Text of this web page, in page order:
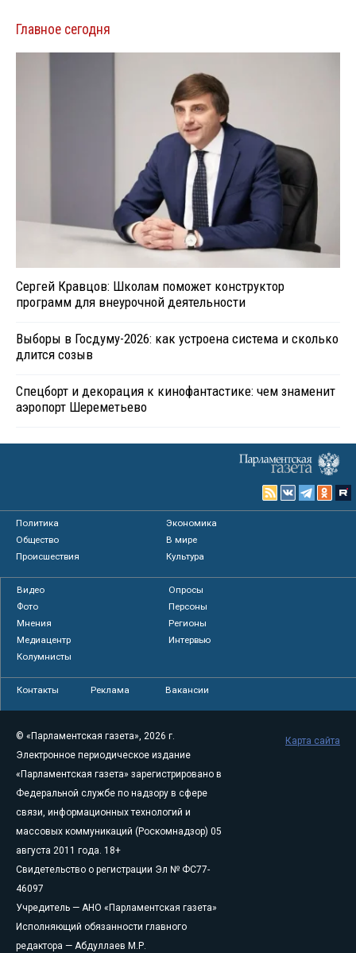
Главное сегодня
Сергей Кравцов: Школам поможет конструктор
программ для внеурочной деятельности
Выборы в Госдуму-2026: как устроена система и сколько
длится созыв
Спецборт и декорация к кинофантастике: чем знаменит
аэропорт Шереметьево
Политика
Экономика
Общество
В мире
Происшествия
Культура
Видео
Опросы
Фото
Персоны
Мнения
Регионы
Медиацентр
Интервью
Колумнисты
Контакты Реклама Вакансии
© «Парламентская газета», 2026 г.
Электронное периодическое издание
«Парламентская газета» зарегистрировано в
Федеральной службе по надзору в сфере
связи, информационных технологий и
массовых коммуникаций (Роскомнадзор) 05
августа 2011 года. 18+
Свидетельство о регистрации Эл № ФС77-
46097
Учредитель — АНО «Парламентская газета»
Исполняющий обязанности главного
редактора — Абдуллаев М.Р.
Карта сайта